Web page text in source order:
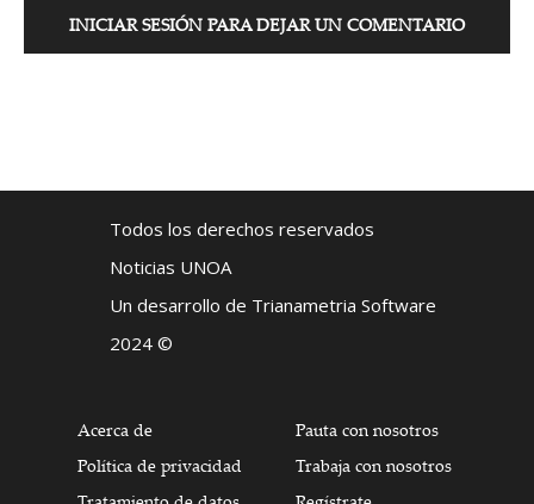
INICIAR SESIÓN PARA DEJAR UN COMENTARIO
Todos los derechos reservados
Noticias UNOA
Un desarrollo de Trianametria Software
2024 ©
Acerca de
Política de privacidad
Pauta con nosotros
Trabaja con nosotros